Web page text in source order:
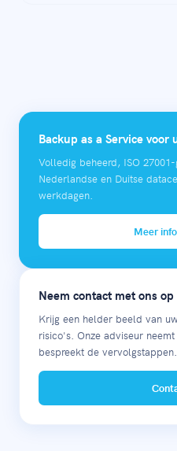
Backup as a Service voor
Volledig beheerd, ISO
Nederlandse en Duitse
werkdagen.
Meer
Neem contact met ons op
Krijg een helder beeld van
risico's. Onze adviseur
bespreekt de vervolgstappen.